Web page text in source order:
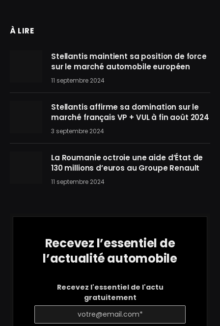
À LIRE
Stellantis maintient sa position de force
sur le marché automobile européen
11 septembre 2024
Stellantis affirme sa domination sur le
marché français VP + VUL à fin août 2024
3 septembre 2024
La Roumanie octroie une aide d’État de
130 millions d’euros au Groupe Renault
11 septembre 2024
Recevez l’essentiel de
l’actualité automobile
Recevez l'essentiel de l'actu
gratuitement